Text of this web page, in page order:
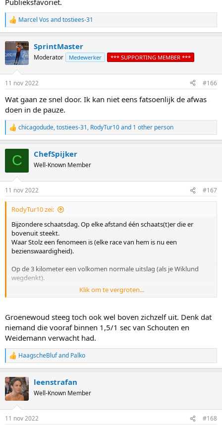
Publieksfavoriet.
R
e
t
i
s
Marcel Vos andtostiees-31
SprintMaster
Moderator Medewerker *** SUPPORTING MEMBER ***
11 nov 2022 #166
Wat gaan ze snel door. Ik kan niet eens fatsoenlijk de afwas
doen in de pauze.
R
e
s
:
chicagodude,tostiees-31, RodyTur10and 1 other person
C ChefSpijker
Well-Known Member
11 nov 2022 #167
RodyTur10 zei:
Bijzondere schaatsdag. Op elke afstand één schaats(t)er die er
bovenuit steekt.
Waar Stolz een fenomeen is (elke race van hem is nu een
bezienswaardigheid).
Op de 3 kilometer een volkomen normale uitslag (als je Wiklund
wegdenkt).
1. Schouten 4.05,0
3. Groenewoud 4.06,3
4. Sábliková 4.08,3
5. Rijpma-De Jong 4.09,8
Echter een fantastische dag voor het Noorse schaatsen!
Wat een concentratie tijdens de race bij Ragne en dan die grote lach
nadien.
Publieksfavoriet.
Klik om te vergroten...
Groenewoud steeg toch ook wel boven zichzelf uit. Denk dat
niemand die vooraf binnen 1,5/1 sec van Schouten en
Weidemann verwacht had.
R
e
c
t
i
s
HaagscheBlufand Palko
leenstrafan
Well-Known Member
11 nov 2022 #168